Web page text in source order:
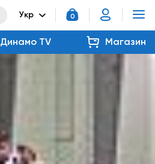
Укр 0
Динамо TV Магазин